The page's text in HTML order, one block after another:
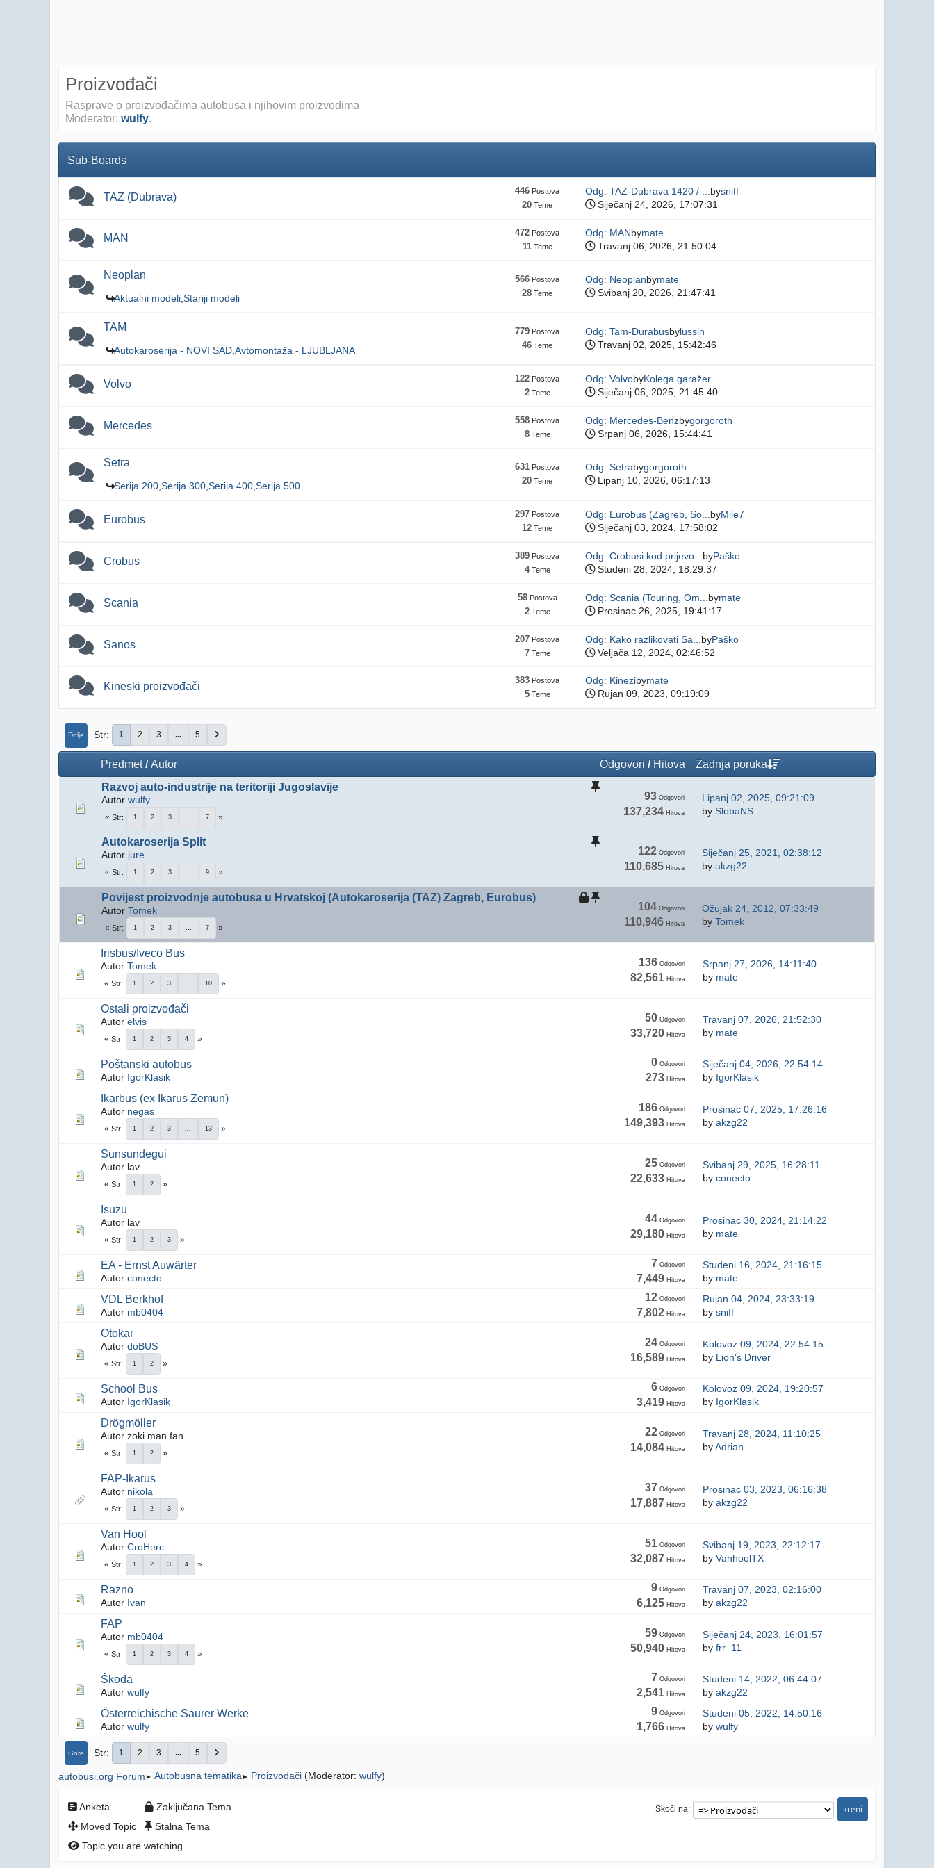
Proizvođači
Rasprave o proizvođačima autobusa i njihovim proizvodima
Moderator: wulfy.
Sub-Boards
TAZ (Dubrava) 446 Postova
20 Teme
Odg: TAZ-Dubrava 1420 / ... bysniff
Siječanj 24, 2026, 17:07:31
MAN 472 Postova
11Teme
Odg: MANbymate
Travanj 06, 2026, 21:50:04
Neoplan
Aktualni modeli Stariji modeli
566 Postova
28 Teme
Odg: Neoplanbymate
Svibanj 20, 2026, 21:47:41
TAM
Autokaroserija - NOVI SAD Avtomontaža - LJUBLJANA
779 Postova
46 Teme
Odg: Tam-Durabusbylussin
Travanj 02, 2025, 15:42:46
Volvo 122 Postova
2Teme
Odg: VolvobyKolega garažer
Siječanj 06, 2025, 21:45:40
Mercedes 558 Postova
8Teme
Odg: Mercedes-Benzbygorgoroth
Srpanj 06, 2026, 15:44:41
Setra
Serija 200 Serija 300 Serija 400 Serija 500
631 Postova
20 Teme
Odg: Setrabygorgoroth
Lipanj 10, 2026, 06:17:13
Eurobus 297 Postova
12 Teme
Odg: Eurobus (Zagreb, So... byMile7
Siječanj 03, 2024, 17:58:02
Crobus 389 Postova
4Teme
Odg: Crobusi kod prijevo... byPaško
Studeni 28, 2024, 18:29:37
Scania 58Postova
2Teme
Odg: Scania (Touring, Om... bymate
Prosinac 26, 2025, 19:41:17
Sanos 207 Postova
7Teme
Odg: Kako razlikovati Sa... byPaško
Veljača 12, 2024, 02:46:52
Kineski proizvođači 383 Postova
5Teme
Odg: Kinezibymate
Rujan 09, 2023, 09:19:09
Dolje Str 1 2 3 ... 5
Predmet/Autor Odgovori / Hitova
Zadnja poruka
Razvoj auto-industrije na teritoriji Jugoslavije
Autor wulfy
Str 1 2 3 ... 7
93 Odgovori
137,234 Hitova
Lipanj 02, 2025, 09:21:09
by SlobaNS
Autokaroserija Split
Autor jure
Str 1 2 3 ... 9
122 Odgovori
110,685 Hitova
Siječanj 25, 2021, 02:38:12
byakzg22
Povijest proizvodnje autobusa u Hrvatskoj (Autokaroserija (TAZ) Zagreb, Eurobus)
Autor Tomek
Str 1 2 3 ... 7
104 Odgovori
110,946 Hitova
Ožujak 24, 2012, 07:33:49
byTomek
Irisbus/Iveco Bus
Autor Tomek
Str 1 2 3 ... 10
136Odgovori
82,561Hitova
Srpanj 27, 2026, 14:11:40
by mate
Ostali proizvođači
Autor elvis
Str 1 2 3 4
50Odgovori
33,720Hitova
Travanj 07, 2026, 21:52:30
by mate
Poštanski autobus
Autor IgorKlasik
0Odgovori
273Hitova
Siječanj 04, 2026, 22:54:14
by IgorKlasik
Ikarbus (ex Ikarus Zemun)
Autor negas
Str 1 2 3 ... 13
186Odgovori
149,393Hitova
Prosinac 07, 2025, 17:26:16
by akzg22
Sunsundegui
Autor lav
Str 1 2
25Odgovori
22,633Hitova
Svibanj 29, 2025, 16:28:11
by conecto
Isuzu
Autor lav
Str 1 2 3
44Odgovori
29,180Hitova
Prosinac 30, 2024, 21:14:22
by mate
EA - Ernst Auwärter
Autor conecto
7 Odgovori
7,449Hitova
Studeni 16, 2024, 21:16:15
by mate
VDL Berkhof
Autor mb0404
12Odgovori
7,802Hitova
Rujan 04, 2024, 23:33:19
by sniff
Otokar
Autor doBUS
Str 1 2
24Odgovori
16,589Hitova
Kolovoz 09, 2024, 22:54:15
by Lion's Driver
School Bus
Autor IgorKlasik
6Odgovori
3,419Hitova
Kolovoz 09, 2024, 19:20:57
by IgorKlasik
Drögmöller
Autor zoki.man.fan
Str 1 2
22Odgovori
14,084Hitova
Travanj 28, 2024, 11:10:25
byAdrian
FAP-Ikarus
Autor nikola
Str 1 2 3
37 Odgovori
17,887 Hitova
Prosinac 03, 2023, 06:16:38
by akzg22
Van Hool
Autor CroHerc
Str 1 2 3 4
51Odgovori
32,087 Hitova
Svibanj 19, 2023, 22:12:17
by VanhoolTX
Razno
Autor Ivan
9Odgovori
6,125Hitova
Travanj 07, 2023, 02:16:00
by akzg22
FAP
Autor mb0404
Str 1 2 3 4
59Odgovori
50,940Hitova
Siječanj 24, 2023, 16:01:57
by frr_11
Škoda
Autor wulfy
7 Odgovori
2,541Hitova
Studeni 14, 2022, 06:44:07
by akzg22
Österreichische Saurer Werke
Autor wulfy
9Odgovori
1,766Hitova
Studeni 05, 2022, 14:50:16
by wulfy
Gore Str 1 2 3 ... 5
autobusi.org Forum ► Autobusna tematika ► Proizvođači (Moderator: wulfy)
Skoči na
Anketa
Moved Topic
Zaključana Tema
Stalna Tema
Topic you are watching